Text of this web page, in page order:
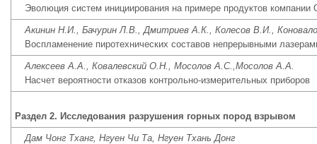
Эволюция систем инициирования на примере продуктов
Акинин Н.И., Бачурин Л.В., Дмитриев А.К., Колесов В.И.,
Воспламенение пиротехнических составов непрерывными
Алексеев А.А., Ковалевский О.Н., Мосолов А.С.,Мосолов А.А.
Hасчет вероятности отказов контрольно-измерительных приборов
Раздел 2. Исследования разрушения горных пород взрывом
Дам Чонг Тханг, Нгуен Чи Та, Нгуен Тхань Донг